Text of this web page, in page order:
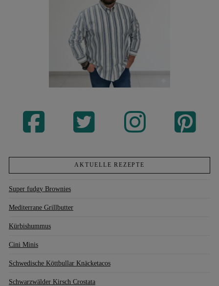
AKTUELLE REZEPTE
Super fudgy Brownies
Mediterrane Grillbutter
Kürbishummus
Cini Minis
Schwedische Köttbullar Knäcketacos
Schwarzwälder Kirsch Crostata